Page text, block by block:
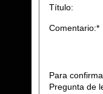
Título:
Comentario:*
Para
Pregunta de